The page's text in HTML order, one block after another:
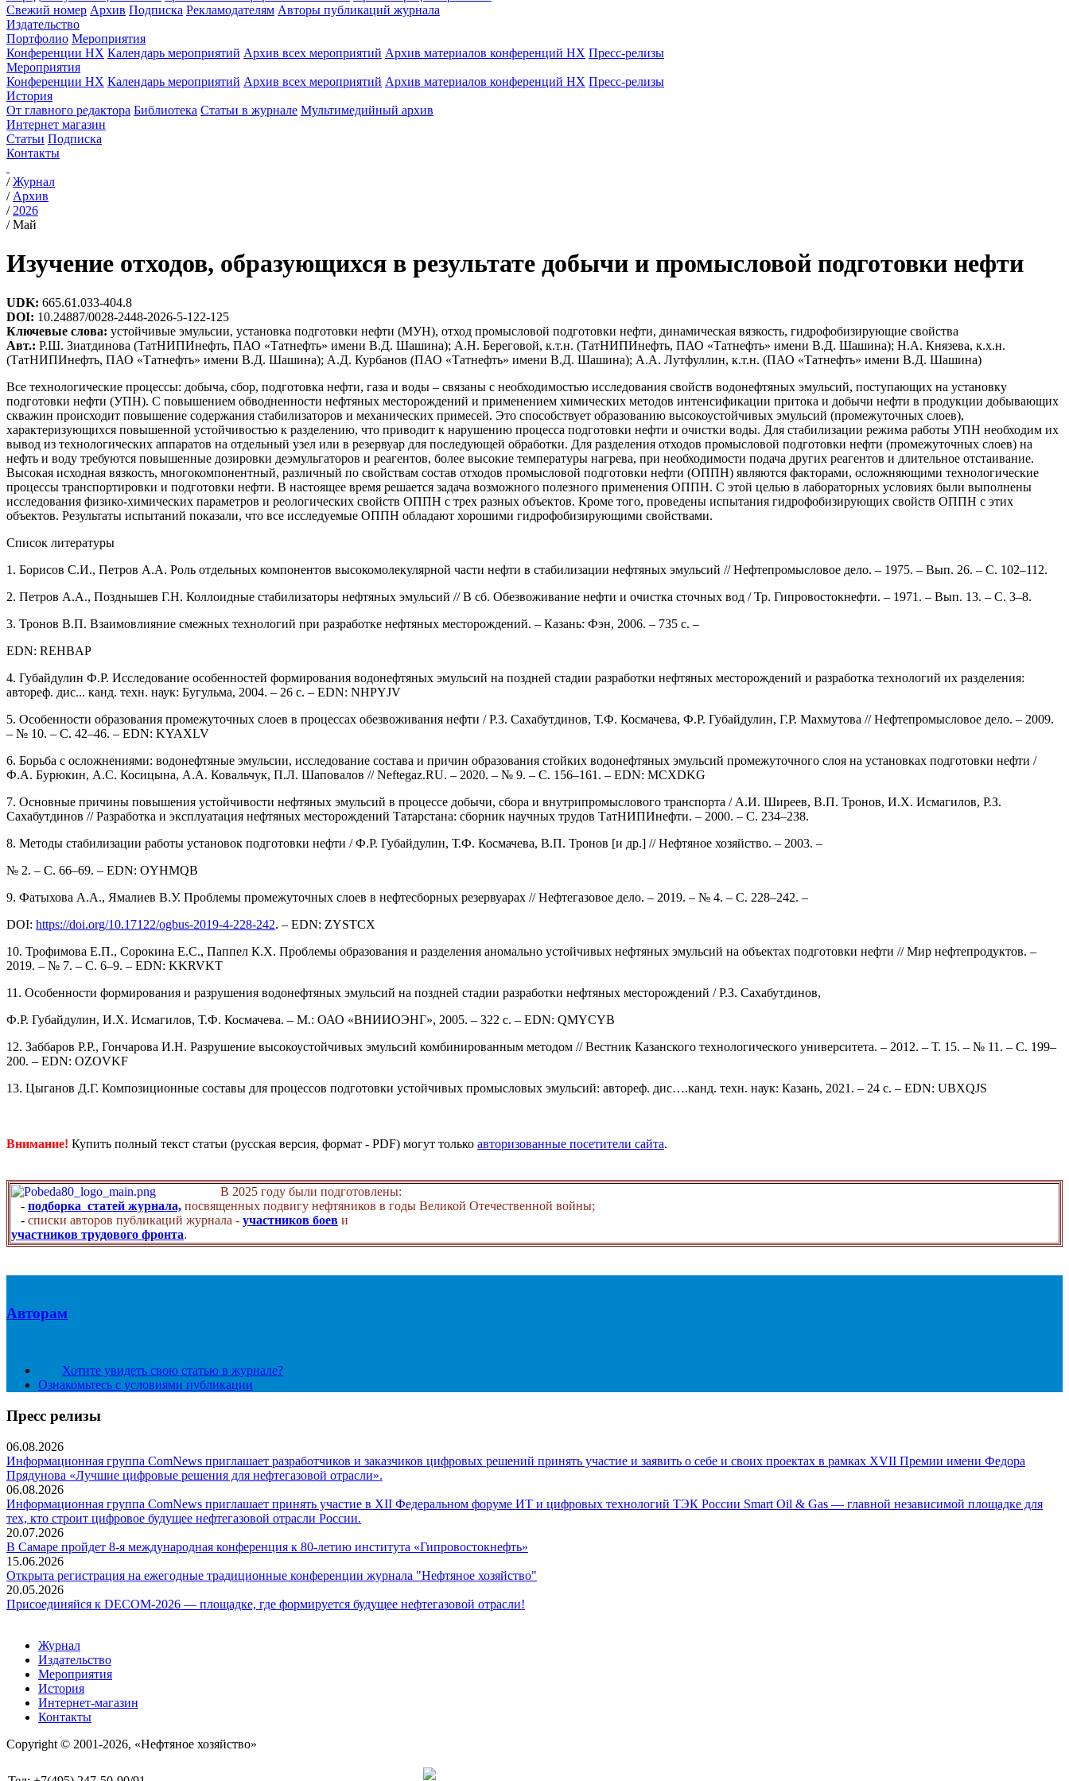
Свежий номер Архив Подписка Рекламодателям Авторы публикаций журнала
Издательство
Портфолио Мероприятия
Конференции НХ Календарь мероприятий Архив всех мероприятий Архив материалов конференций НХ Пресс-релизы
Мероприятия
Конференции НХ Календарь мероприятий Архив всех мероприятий Архив материалов конференций НХ Пресс-релизы
История
От главного редактора Библиотека Статьи в журнале Мультимедийный архив
Интернет магазин
Статьи Подписка
Контакты
/Журнал
/ Архив
/ 2026
/Май
Изучение отходов, образующихся в результате добычи и промысловой подготовки нефти
UDK: 665.61.033-404.8
DOI: 10.24887/0028-2448-2026-5-122-125
Ключевые слова: устойчивые эмульсии, установка подготовки нефти (МУН), отход промысловой подготовки нефти, динамическая вязкость, гидрофобизирующие свойства
Авт.: Р.Ш. Зиатдинова (ТатНИПИнефть, ПАО «Татнефть» имени В.Д. Шашина); А.Н. Береговой, к.т.н. (ТатНИПИнефть, ПАО «Татнефть» имени В.Д. Шашина); Н.А. Князева, к.х.н.
(ТатНИПИнефть, ПАО «Татнефть» имени В.Д. Шашина); А.Д. Курбанов (ПАО «Татнефть» имени В.Д. Шашина); А.А. Лутфуллин, к.т.н. (ПАО «Татнефть» имени В.Д. Шашина)
Все технологические процессы: добыча, сбор, подготовка нефти, газа и воды – связаны с необходимостью исследования свойств водонефтяных эмульсий, поступающих на установку
подготовки нефти (УПН). С повышением обводненности нефтяных месторождений и применением химических методов интенсификации притока и добычи нефти в продукции добывающих
скважин происходит повышение содержания стабилизаторов и механических примесей. Это способствует образованию высокоустойчивых эмульсий (промежуточных слоев),
характеризующихся повышенной устойчивостью к разделению, что приводит к нарушению процесса подготовки нефти и очистки воды. Для стабилизации режима работы УПН необходим их
вывод из технологических аппаратов на отдельный узел или в резервуар для последующей обработки. Для разделения отходов промысловой подготовки нефти (промежуточных слоев) на
нефть и воду требуются повышенные дозировки деэмульгаторов и реагентов, более высокие температуры нагрева, при необходимости подача других реагентов и длительное отстаивание.
Высокая исходная вязкость, многокомпонентный, различный по свойствам состав отходов промысловой подготовки нефти (ОППН) являются факторами, осложняющими технологические
процессы транспортировки и подготовки нефти. В настоящее время решается задача возможного полезного применения ОППН. С этой целью в лабораторных условиях были выполнены
исследования физико-химических параметров и реологических свойств ОППН с трех разных объектов. Кроме того, проведены испытания гидрофобизирующих свойств ОППН с этих
объектов. Результаты испытаний показали, что все исследуемые ОППН обладают хорошими гидрофобизирующими свойствами.
Список литературы
1. Борисов С.И., Петров А.А. Роль отдельных компонентов высокомолекулярной части нефти в стабилизации нефтяных эмульсий // Нефтепромысловое дело. – 1975. – Вып. 26. – С. 102–112.
2. Петров А.А., Позднышев Г.Н. Коллоидные стабилизаторы нефтяных эмульсий // В сб. Обезвоживание нефти и очистка сточных вод / Тр. Гипровостокнефти. – 1971. – Вып. 13. – С. 3–8.
3. Тронов В.П. Взаимовлияние смежных технологий при разработке нефтяных месторождений. – Казань: Фэн, 2006. – 735 с. –
EDN: REHBAP
4. Губайдулин Ф.Р. Исследование особенностей формирования водонефтяных эмульсий на поздней стадии разработки нефтяных месторождений и разработка технологий их разделения:
автореф. дис... канд. техн. наук: Бугульма, 2004. – 26 с. – EDN: NHPYJV
5. Особенности образования промежуточных слоев в процессах обезвоживания нефти / Р.З. Сахабутдинов, Т.Ф. Космачева, Ф.Р. Губайдулин, Г.Р. Махмутова // Нефтепромысловое дело. – 2009.
– № 10. – С. 42–46. – EDN: KYAXLV
6. Борьба с осложнениями: водонефтяные эмульсии, исследование состава и причин образования стойких водонефтяных эмульсий промежуточного слоя на установках подготовки нефти /
Ф.А. Бурюкин, А.С. Косицына, А.А. Ковальчук, П.Л. Шаповалов // Neftegaz.RU. – 2020. – № 9. – С. 156–161. – EDN: MCXDKG
7. Основные причины повышения устойчивости нефтяных эмульсий в процессе добычи, сбора и внутрипромыслового транспорта / А.И. Ширеев, В.П. Тронов, И.Х. Исмагилов, Р.З.
Сахабутдинов // Разработка и эксплуатация нефтяных месторождений Татарстана: сборник научных трудов ТатНИПИнефти. – 2000. – С. 234–238.
8. Методы стабилизации работы установок подготовки нефти / Ф.Р. Губайдулин, Т.Ф. Космачева, В.П. Тронов [и др.] // Нефтяное хозяйство. – 2003. –
№ 2. – С. 66–69. – EDN: OYHMQB
9. Фатыхова А.А., Ямалиев В.У. Проблемы промежуточных слоев в нефтесборных резервуарах // Нефтегазовое дело. – 2019. – № 4. – С. 228–242. –
DOI: https://doi.org/10.17122/ogbus-2019-4-228-242. – EDN: ZYSTCX
10. Трофимова Е.П., Сорокина Е.С., Паппел К.Х. Проблемы образования и разделения аномально устойчивых нефтяных эмульсий на объектах подготовки нефти // Мир нефтепродуктов. –
2019. – № 7. – С. 6–9. – EDN: KKRVKT
11. Особенности формирования и разрушения водонефтяных эмульсий на поздней стадии разработки нефтяных месторождений / Р.З. Сахабутдинов,
Ф.Р. Губайдулин, И.Х. Исмагилов, Т.Ф. Космачева. – М.: ОАО «ВНИИОЭНГ», 2005. – 322 с. – EDN: QMYCYB
12. Заббаров Р.Р., Гончарова И.Н. Разрушение высокоустойчивых эмульсий комбинированным методом // Вестник Казанского технологического университета. – 2012. – Т. 15. – № 11. – С. 199–
200. – EDN: OZOVKF
13. Цыганов Д.Г. Композиционные составы для процессов подготовки устойчивых промысловых эмульсий: автореф. дис….канд. техн. наук: Казань, 2021. – 24 с. – EDN: UBXQJS
Внимание! Купить полный текст статьи (русская версия, формат - PDF) могут только авторизованные посетители сайта.
В 2025 году были подготовлены:
- подборка статей журнала, посвященных подвигу нефтяников в годы Великой Отечественной войны;
- списки авторов публикаций журнала - участников боев и
участников трудового фронта.
Авторам
Хотите увидеть свою статью в журнале?
Ознакомьтесь с условиями публикации
Пресс релизы
06.08.2026
Информационная группа ComNews приглашает разработчиков и заказчиков цифровых решений принять участие и заявить о себе и своих проектах в рамках XVII Премии имени Федора
Прядунова «Лучшие цифровые решения для нефтегазовой отрасли».
06.08.2026
Информационная группа ComNews приглашает принять участие в XII Федеральном форуме ИТ и цифровых технологий ТЭК России Smart Oil & Gas — главной независимой площадке для
тех, кто строит цифровое будущее нефтегазовой отрасли России.
20.07.2026
В Самаре пройдет 8-я международная конференция к 80-летию института «Гипровостокнефть»
15.06.2026
Открыта регистрация на ежегодные традиционные конференции журнала "Нефтяное хозяйство"
20.05.2026
Присоединяйся к DECOM-2026 — площадке, где формируется будущее нефтегазовой отрасли!
Журнал
Издательство
Мероприятия
История
Интернет-магазин
Контакты
Copyright © 2001-2026, «Нефтяное хозяйство»